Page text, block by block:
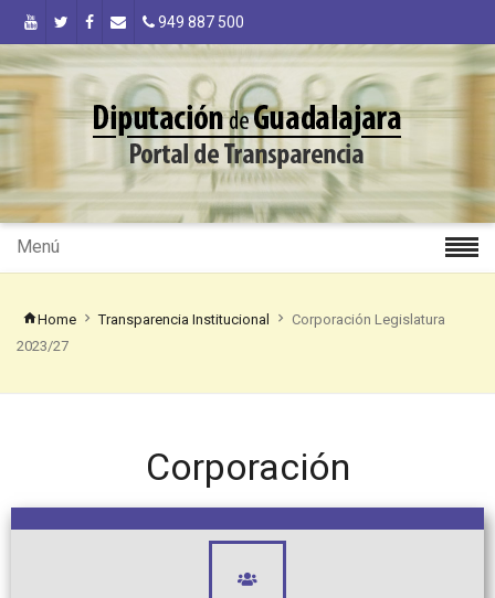
949 887 500
Menú
Home Transparencia Institucional
Corporación Legislatura
2023/27
Corporación